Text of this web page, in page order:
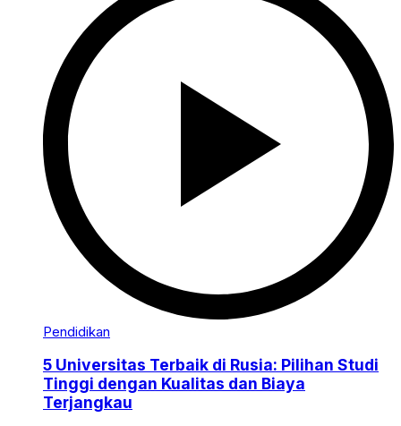
Pendidikan
5 Universitas Terbaik di Rusia: Pilihan Studi
Tinggi dengan Kualitas dan Biaya
Terjangkau